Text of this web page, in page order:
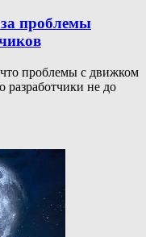
проблемы
проблемы с движком
разработчики не до